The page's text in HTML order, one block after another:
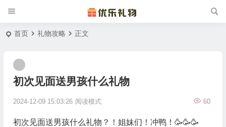
首页 礼物攻略 正文
初次见面送男孩什么礼物
2024-12-09 15:03:26 60
阅读模式
初次见面送男孩什么礼物？！姐妹们！冲鸭！🥳🥳🥳